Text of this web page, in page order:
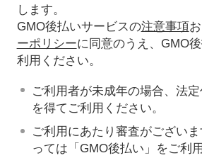
します。
GMO後払いサービスの注意事項お
ーポリシーに同意のうえ、GMO
利用ください。
ご利用者が未成年の場合、法
を得てご利用ください。
ご利用にあたり審査がござい
っては「GMO後払い」をご利